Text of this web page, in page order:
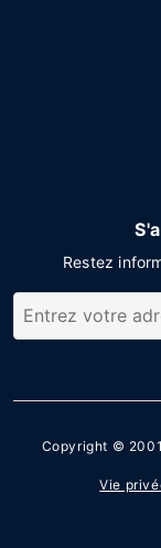
Restez
Copyright ©
Vie